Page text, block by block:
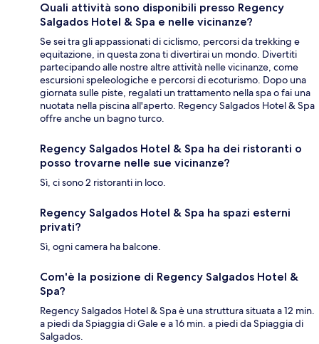
Quali attività sono disponibili presso Regency
Salgados Hotel & Spa e nelle vicinanze?
Se sei tra gli appassionati di ciclismo, percorsi da trekking e
equitazione, in questa zona ti divertirai un mondo. Divertiti
partecipando alle nostre altre attività nelle vicinanze, come
escursioni speleologiche e percorsi di ecoturismo. Dopo una
giornata sulle piste, regalati un trattamento nella spa o fai una
nuotata nella piscina all'aperto. Regency Salgados Hotel & Spa
offre anche un bagno turco.
Regency Salgados Hotel & Spa ha dei ristoranti o
posso trovarne nelle sue vicinanze?
Sì, ci sono 2 ristoranti in loco.
Regency Salgados Hotel & Spa ha spazi esterni
privati?
Sì, ogni camera ha balcone.
Com'è la posizione di Regency Salgados Hotel &
Spa?
Regency Salgados Hotel & Spa è una struttura situata a 12 min.
a piedi da Spiaggia di Gale e a 16 min. a piedi da Spiaggia di
Salgados.